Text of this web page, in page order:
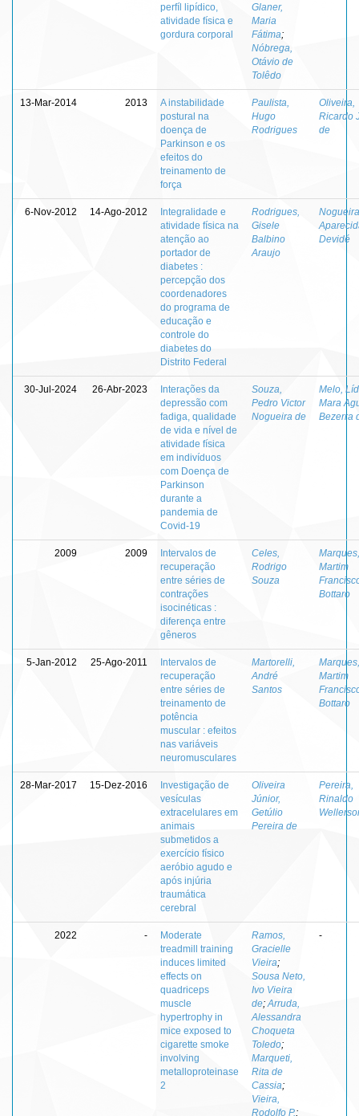
perfíl lipídico,
atividade física e
gordura corporal
Glaner,
Maria
Fátima;
Nóbrega,
Otávio de
Tolêdo
13-Mar-2014 2013
A instabilidade
postural na
doença de
Parkinson e os
efeitos do
treinamento de
força
Paulista,
Hugo
Rodrigues
Oliveira,
Ricardo
de
6-Nov-2012 14-Ago-2012
Integralidade e
atividade física na
atenção ao
portador de
diabetes :
percepção dos
coordenadores
do programa de
educação e
controle do
diabetes do
Distrito Federal
Rodrigues,
Gisele
Balbino
Araujo
Devidé
30-Jul-2024 26-Abr-2023
Interações da
depressão com
fadiga, qualidade
de vida e nível de
atividade física
em indivíduos
com Doença de
Parkinson
durante a
pandemia de
Covid-19
Souza,
Pedro Victor
Nogueira de
Melo,
Mara
Bezerra
2009 2009
Intervalos de
recuperação
entre séries de
contrações
isocinéticas :
diferença entre
gêneros
Celes,
Rodrigo
Souza
Marques,
Martim
Bottaro
5-Jan-2012 25-Ago-2011
Intervalos de
recuperação
entre séries de
treinamento de
potência
muscular : efeitos
nas variáveis
neuromusculares
Martorelli,
André
Santos
Marques,
Martim
Bottaro
28-Mar-2017 15-Dez-2016
Investigação de
vesículas
extracelulares em
animais
submetidos a
exercício físico
aeróbio agudo e
após injúria
traumática
cerebral
Oliveira
Júnior,
Getúlio
Pereira de
Pereira,
Rinaldo
2022 -
Moderate
treadmill training
induces limited
effects on
quadriceps
muscle
hypertrophy in
mice exposed to
cigarette smoke
involving
metalloproteinase
2
Ramos,
Gracielle
Vieira;
Sousa Neto,
Ivo Vieira
de; Arruda,
Alessandra
Choqueta
Toledo;
Marqueti,
Rita de
Cassia;
Vieira,
Rodolfo P.;
-